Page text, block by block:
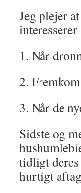
Jeg plejer
1. Når
2.
3. Når de
Sidste og
tidligt
hurtigt